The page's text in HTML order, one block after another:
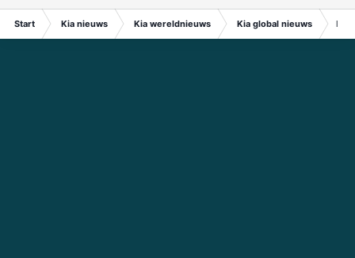
Start Kia nieuws Kia wereldnieuws Kia global nieuws Kia